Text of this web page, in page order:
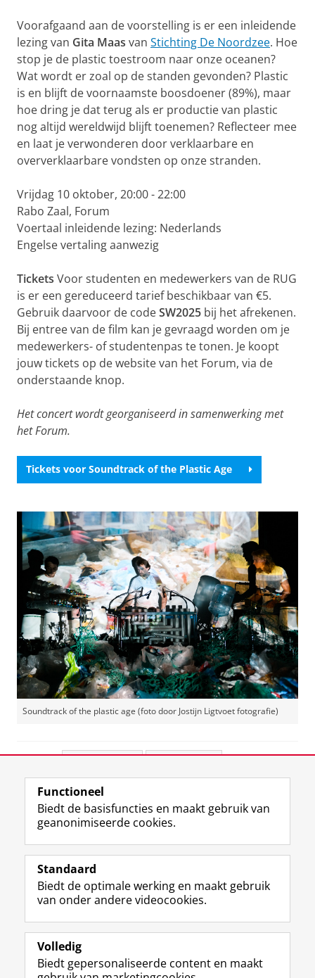
Voorafgaand aan de voorstelling is er een inleidende
lezing van Gita Maas van Stichting De Noordzee. Hoe
stop je de plastic toestroom naar onze oceanen?
Wat wordt er zoal op de standen gevonden? Plastic
is en blijft de voornaamste boosdoener (89%), maar
hoe dring je dat terug als er productie van plastic
nog altijd wereldwijd blijft toenemen? Reflecteer mee
en laat je verwonderen door verklaarbare en
oververklaarbare vondsten op onze stranden.
Vrijdag 10 oktober, 20:00 - 22:00
Rabo Zaal, Forum
Voertaal inleidende lezing: Nederlands
Engelse vertaling aanwezig
Tickets Voor studenten en medewerkers van de RUG
is er een gereduceerd tarief beschikbaar van €5.
Gebruik daarvoor de codeSW2025 bij het afrekenen.
Bij entree van de film kan je gevraagd worden om je
medewerkers- of studentenpas te tonen. Je koopt
jouw tickets op de website van het Forum, via de
onderstaande knop.
Het concert wordt georganiseerd in samenwerking met
het Forum.
Tickets voor Soundtrack of the Plastic Age
video te zien
Soundtrack of the plastic age (foto door Jostijn Ligtvoet fotografie)
View this page in:English
Volg de RUG
F
a
e
b
o
p
a
L
i
k
e
I
-
p
R
S
-
f
e
R
I
n
t
r
m
Y
o
T
e
k
Studiekiezers
Alumni
Over ons
Functioneel
Biedt de basisfuncties en maakt gebruik van
geanonimiseerde cookies.
Standaard
Biedt de optimale werking en maakt gebruik
van onder andere videocookies.
Volledig
Biedt gepersonaliseerde content en maakt